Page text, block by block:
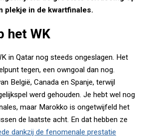
plekje in de kwartfinales.
het WK
in Qatar nog steeds ongeslagen. Het
tegen, een owngoal dan nog.
België, Canada en Spanje, terwijl
werd gehouden. Je hebt wel nog
maar Marokko is ongetwijfeld het
de laatste acht. En dat hebben ze
dankzij de fenomenale prestatie